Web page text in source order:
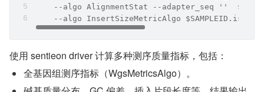
--algo AlignmentStat --adapter_seq ''
--algo InsertSizeMetricAlgo
使用 sentieon driver 计算多种测序质量指标，包括：
全基因组测序指标（WgsMetricsAlgo）。